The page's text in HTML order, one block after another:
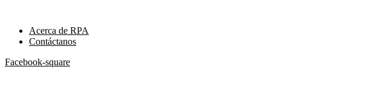
contenidoAcerca de RPA
Contáctanos
Facebook-square